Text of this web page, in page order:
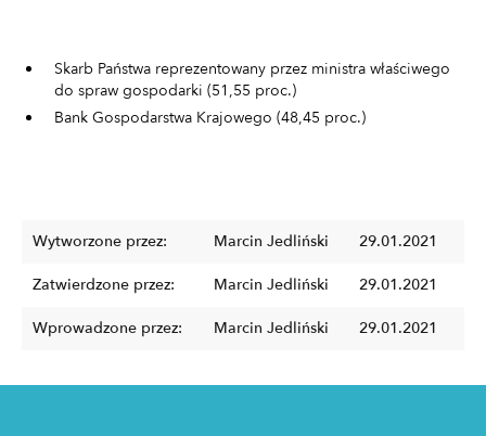
Skarb Państwa reprezentowany przez ministra właściwego
do spraw gospodarki (51,55 proc.)
Bank Gospodarstwa Krajowego (48,45 proc.)
Wytworzone przez: Marcin Jedliński 29.01.2021
Zatwierdzone przez: Marcin Jedliński 29.01.2021
Wprowadzone przez: Marcin Jedliński 29.01.2021